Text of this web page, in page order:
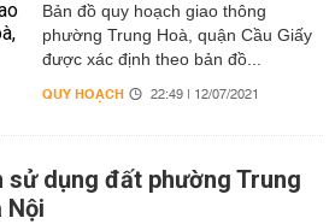
Bản đồ quy hoạch giao thông
phường Trung Hoà, quận Cầu Giấy
được xác định theo bản đồ...
QUY HOẠCH 22:49 | 12/07/2021
sử dụng đất phường Trung
Nội